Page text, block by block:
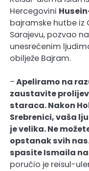
Hercegovini
bajramske hutbe iz
Sarajevu, pozvao
unesrećenim
obilježe Bajram.
–Apeliramo na
zaustavite
staraca. Nakon
Srebrenici, vaša
je velika. Ne
opstanak svih
spasite Ismaila
poručio je reisul-